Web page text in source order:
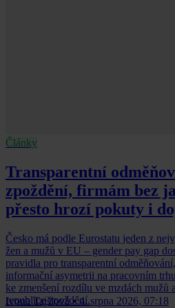
Články
Transparentní
zpoždění, firmám bez
přesto hrozí pokuty i
Česko má podle Eurostatu jeden z
žen a mužů v EU – gender pay gap
pravidla pro transparentní
informační asymetrii na pracovním
ke zmenšení rozdílu ve mzdách mužů
republice zpoždění.
Ivona Tajšlová • 4. srpna 2026, 07:18